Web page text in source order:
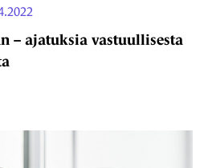
– ajatuksia vastuullisesta